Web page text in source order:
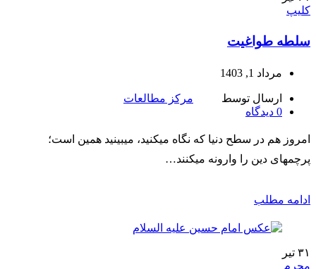
کلیپ
سلطه طواغیت
مرداد 1, 1403
ارسال توسط
مرکز مطالعات
0 دیدگاه
امروز هم در سطح دنیا که نگاه میکنید، میبینید همین است؛
پرچمهای دین را وارونه میکنند…
ادامه مطلب
۳۱ تیر
محرم